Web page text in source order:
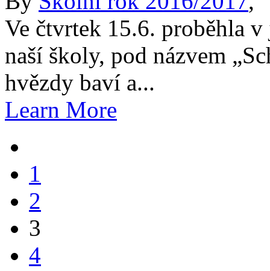
Ve čtvrtek 15.6. proběhla
naší školy, pod názvem
hvězdy baví a...
Learn More
1
2
3
4